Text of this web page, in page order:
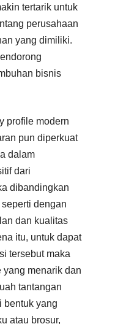
tertarik untuk
perusahaan
yang dimiliki.
bisnis
profile modern
pun diperkuat
dalam
dari
dibandingkan
dengan
dan kualitas
itu, untuk dapat
tersebut maka
menarik dan
tantangan
bentuk yang
atau brosur,